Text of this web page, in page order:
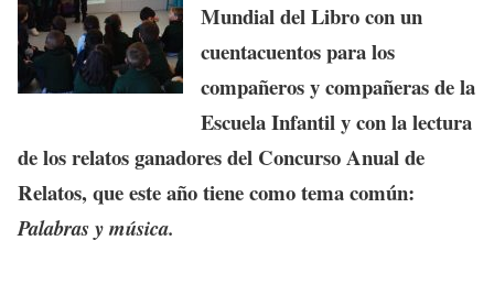
Mundial del Libro con un
cuentacuentos para los
compañeros y compañeras de la
Escuela Infantil y con la lectura
de los relatos ganadores del Concurso Anual de
Relatos, que este año tiene como tema común:
Palabras y música.